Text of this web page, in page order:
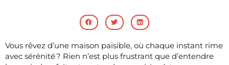
Vous rêvez d’une maison paisible, où chaque instant rime
avec sérénité ? Rien n’est plus frustrant que d’entendre